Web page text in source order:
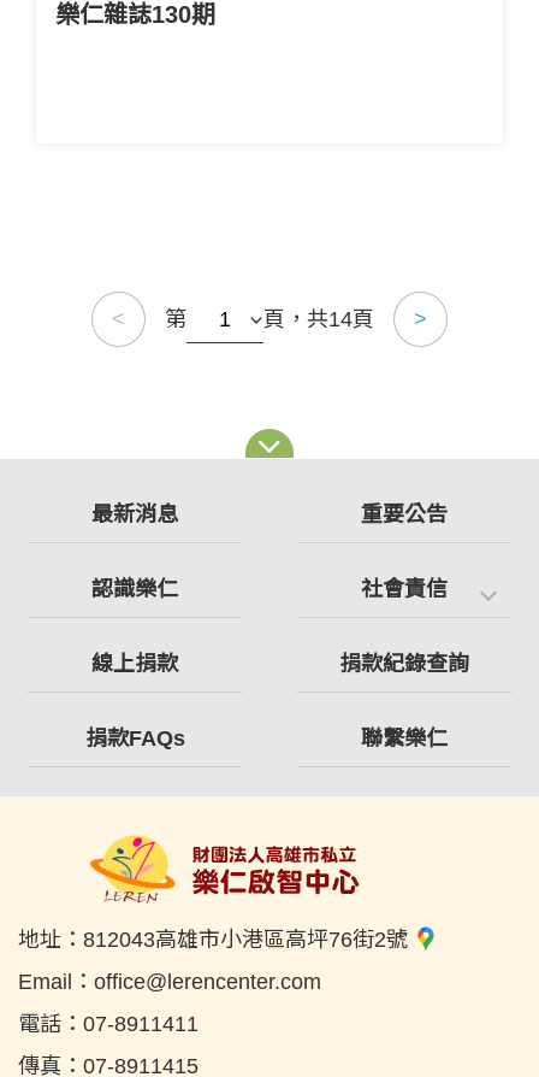
樂仁雜誌130期
< 第 頁，共14頁 >
最新消息 重要公告
認識樂仁 社會責信
線上捐款 捐款紀錄查詢
捐款FAQs 聯繫樂仁
地址： 812043高雄市小港區高坪76街2號
Email： office@lerencenter.com
電話： 07-8911411
傳真： 07-8911415